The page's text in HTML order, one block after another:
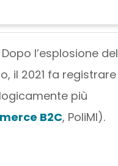
l’esplosione del
il 2021 fa registrare
più
B2C, PoliMI).